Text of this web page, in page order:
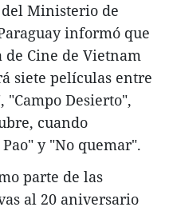
Ministerio de
informó que
de Cine de Vietnam
siete películas entre
"Campo Desierto",
cuando
y "No quemar".
parte de las
al 20 aniversario